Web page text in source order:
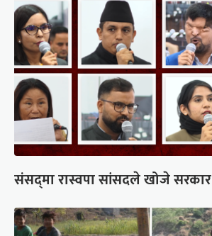
संसद्‍मा रास्वपा सांसदले खोजे सरकार